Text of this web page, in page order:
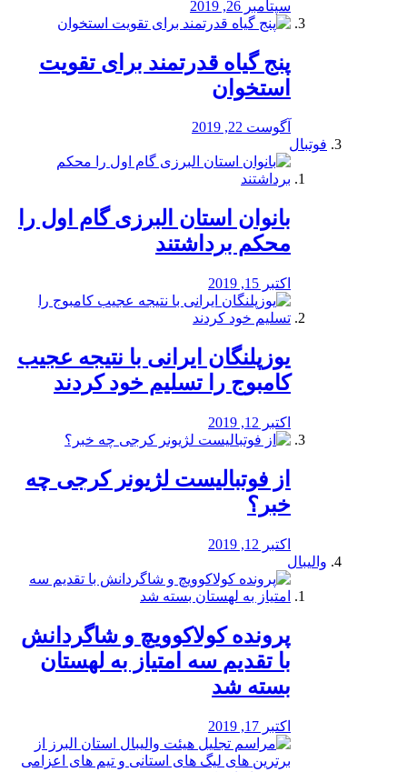
سپتامبر 26, 2019
پنج گیاه قدرتمند برای تقویت
استخوان
آگوست 22, 2019
فوتبال
بانوان استان البرزی گام اول را
محكم برداشتند
اکتبر 15, 2019
یوزپلنگان ایرانی با نتیجه عجیب
کامبوج را تسلیم خود کردند
اکتبر 12, 2019
از فوتبالیست لژیونر کرجی چه
خبر؟
اکتبر 12, 2019
والیبال
پرونده کولاکوویچ و شاگردانش
با تقدیم سه امتیاز به لهستان
بسته شد
اکتبر 17, 2019